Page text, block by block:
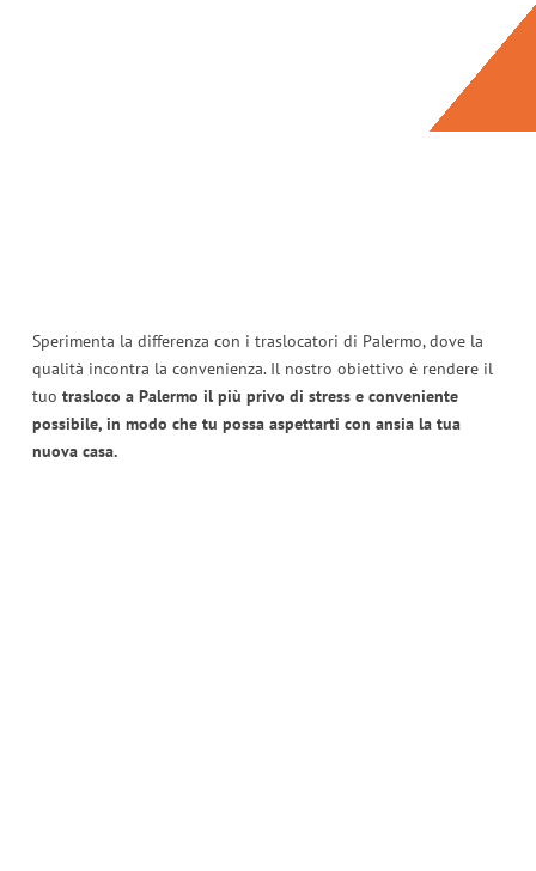
Sperimenta la differenza con i traslocatori di Palermo, dove la
qualità incontra la convenienza. Il nostro obiettivo è rendere il
tuo trasloco a Palermo il più privo di stress e conveniente
possibile, in modo che tu possa aspettarti con ansia la tua
nuova casa.